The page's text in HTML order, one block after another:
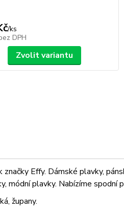
/ks
DPH
Zvolit variantu
Effy. Dámské plavky,
plavky. Nabízíme spodní
župany.